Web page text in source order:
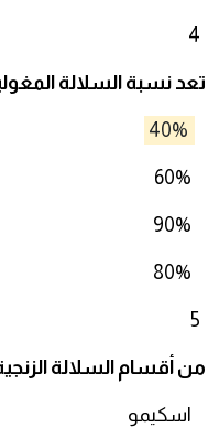
4
تعد نسبة السلالة
5
من أقسام السلالة
اسكيمو